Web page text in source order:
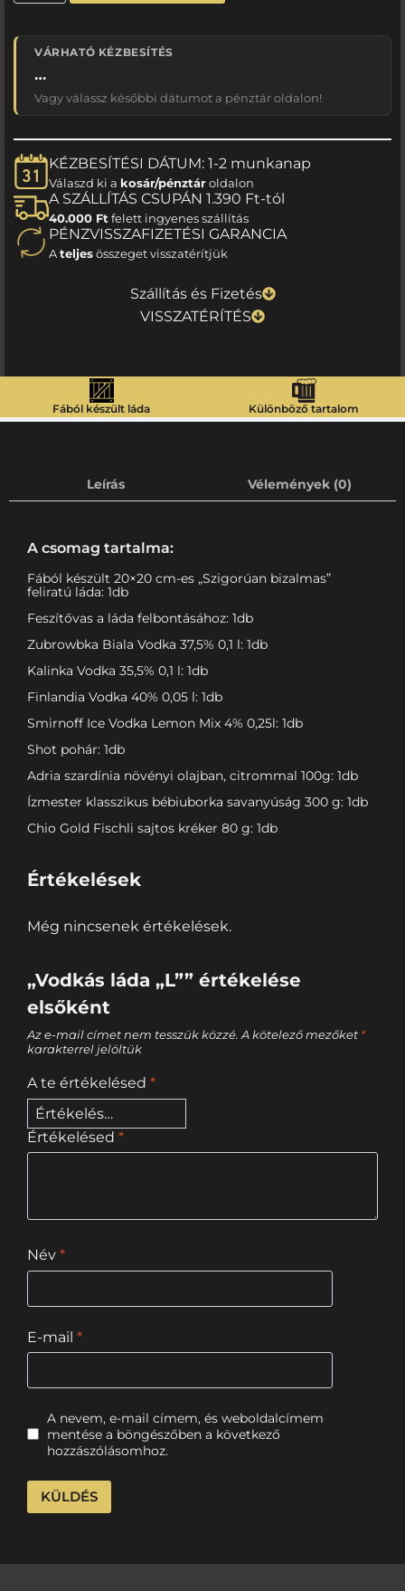
VÁRHATÓ KÉZBESÍTÉS
…
Vagy válassz későbbi dátumot a pénztár oldalon!
KÉZBESÍTÉSI DÁTUM: 1-2 munkanap
Válaszd ki a kosár/pénztároldalon
A SZÁLLÍTÁS CSUPÁN 1.390 Ft-tól
40.000 Ft felett ingyenes szállítás
PÉNZVISSZAFIZETÉSI GARANCIA
Ateljesösszeget visszatérítjük
Szállítás és Fizetés
VISSZATÉRÍTÉS
Fából készült láda Különböző tartalom
Leírás Vélemények (0)
A csomag tartalma:
Fából készült 20×20 cm-es „Szigorúan bizalmas”
feliratú láda: 1db
Feszítővas a láda felbontásához: 1db
Zubrowbka Biala Vodka 37,5% 0,1 l: 1db
Kalinka Vodka 35,5% 0,1 l: 1db
Finlandia Vodka 40% 0,05 l: 1db
Smirnoff Ice Vodka Lemon Mix 4% 0,25l: 1db
Shot pohár: 1db
Adria szardínia növényi olajban, citrommal 100g: 1db
Ízmester klasszikus bébiuborka savanyúság 300 g: 1db
Chio Gold Fischli sajtos kréker 80 g: 1db
Értékelések
Még nincsenek értékelések.
„Vodkás láda „L”” értékelése
elsőként
Az e-mail címet nem tesszük közzé. A kötelező mezőket *
karakterrel jelöltük
A te értékelésed *
Értékelésed *
Név *
E-mail *
A nevem, e-mail címem, és weboldalcímem
mentése a böngészőben a következő
hozzászólásomhoz.